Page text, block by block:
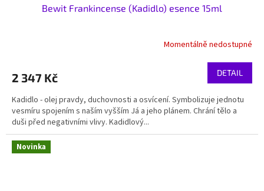
Bewit Frankincense (Kadidlo) esence 15ml
Momentálně nedostupné
2 347 Kč DETAIL
Kadidlo - olej pravdy, duchovnosti a osvícení. Symbolizuje jednotu
vesmíru spojením s naším vyšším Já a jeho plánem. Chrání tělo a
duši před negativními vlivy. Kadidlový...
Novinka